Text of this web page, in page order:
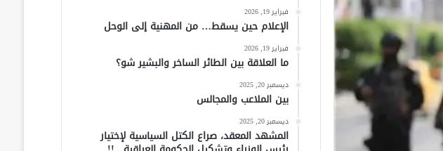
فبراير 19, 2026
الإعلام حين يسقط… من المهنية إلى الوحل
فبراير 19, 2026
ما العلاقة بين الطائر الساخر والبشير شو؟
ديسمبر 20, 2025
بين الملاعب والمجالس
ديسمبر 20, 2025
المشهد المعقد، صراع الكتل السياسية لإختيار